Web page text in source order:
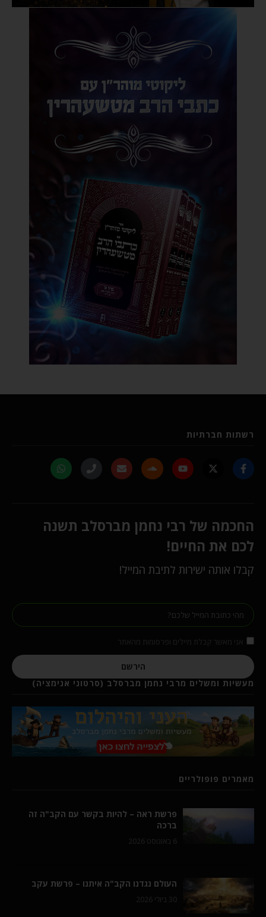
רשתות חברתיות
החכמה של רבי נחמן מברסלב תשנה
לכם את החיים!
קבלו אותה ישירות לתיבת המייל!
הירשם
מעשיות ומשלים מרבי נחמן מברסלב (סרטוני אנימציה)
מאמרים פופולריים
פרשת ראה – להיות בקשר עם הקב"ה זה
ברכה
6 באוגוסט 2026
העולם נגדנו הקב"ה איתנו – פרשת עקב
30 ביולי 2026